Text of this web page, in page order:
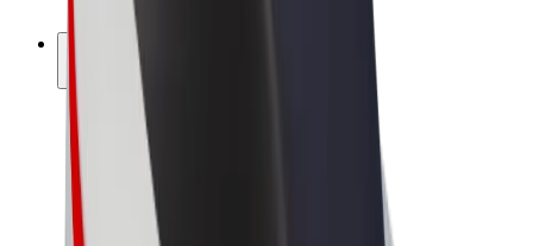
Bolt Plus
გამოიმუშავე Bolt-თან ერთად
მძღოლები
მძღოლის შემოსავლები
კურიერები
კურიერის შემოსავლები